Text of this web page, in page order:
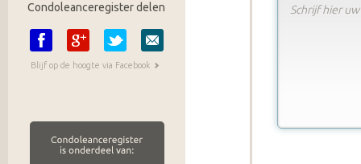
Condoleanceregister delen
Blijf op de hoogte via Facebook